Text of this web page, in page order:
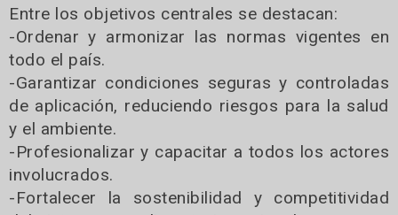
Entre los objetivos centrales se destacan:
-Ordenar y armonizar las normas vigentes en
todo el país.
-Garantizar condiciones seguras y controladas
de aplicación, reduciendo riesgos para la salud
y el ambiente.
-Profesionalizar y capacitar a todos los actores
involucrados.
-Fortalecer la sostenibilidad y competitividad